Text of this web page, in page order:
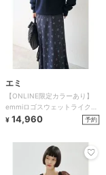
エミ
【ONLINE限定カラーあり】
emmiロゴスウェットライクニ
ット
¥ 14,960 予約